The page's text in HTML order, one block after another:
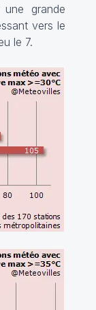
grande
vers le
le 7.